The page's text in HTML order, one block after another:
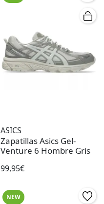
ASICS
Zapatillas Asics Gel-
Venture 6 Hombre Gris
99,95€
NEW